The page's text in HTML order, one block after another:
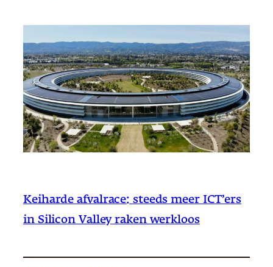
Keiharde afvalrace: steeds meer ICT’ers
in Silicon Valley raken werkloos